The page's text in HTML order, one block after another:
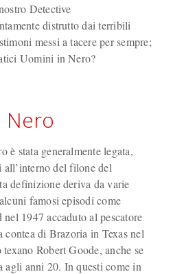
Detective
distrutto dai terribili
messi a tacere per sempre;
Uomini in Nero?
Nero
è stata generalmente legata,
del filone del
definizione deriva da varie
famosi episodi come
1947 accaduto al pescatore
di Brazoria in Texas nel
Robert Goode, anche se
agli anni 20. In questi come in